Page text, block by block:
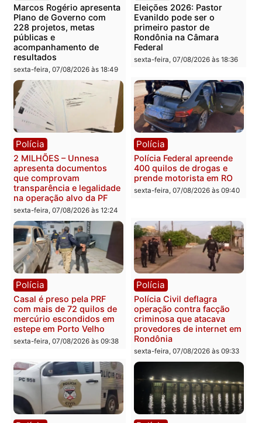
Você também vai querer ler...
Política
Marcos Rogério apresenta
Plano de Governo com
228 projetos, metas
públicas e
acompanhamento de
resultados
sexta-feira, 07/08/2026 às 18:49
Política
Eleições 2026: Pastor
Evanildo pode ser o
primeiro pastor de
Rondônia na Câmara
Federal
sexta-feira, 07/08/2026 às
Polícia
2 MILHÕES – Unnesa
apresenta documentos
que comprovam
transparência e legalidade
na operação alvo da PF
Polícia
Polícia Federal apreende
400 quilos de drogas e
prende motorista em RO
sexta-feira, 07/08/2026 às